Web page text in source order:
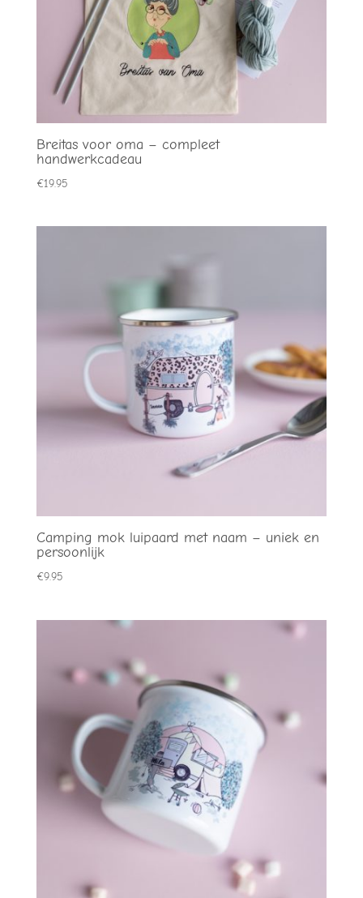
Breitas voor oma – compleet
handwerkcadeau
€19.95
Camping mok luipaard met naam – uniek en
persoonlijk
€9.95